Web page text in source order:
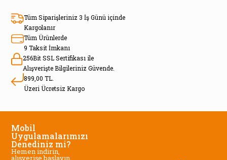
Tüm Siparişleriniz 3 İş Günü içinde
Kargolanır
Tüm Ürünlerde
9 Taksit İmkanı
256Bit SSL Sertifikası ile
Alışverişte Bilgileriniz Güvende.
899,00 TL.
Üzeri Ücretsiz Kargo
Mobil
Uygulamalarımızı
Denediniz mi?
Hemen indirin,